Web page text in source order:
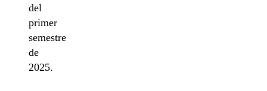
del
primer
semestre
de
2025.